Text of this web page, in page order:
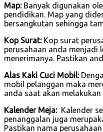
Map:Banyak digunakan
pendidikan. Map yang
bersangkutan sehingga
Kop Surat:Kop surat
perusahaan anda menjadi
menerimanya. Pastikan
Alas Kaki Cuci Mobil:
mobil pelanggan maka
anda saat akan
Kalender Meja:Kalender
penanggalan juga
Pastikan nama